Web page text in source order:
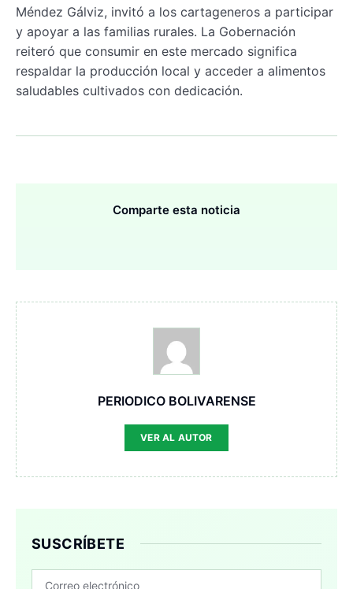
Méndez Gálviz, invitó a los cartageneros a participar
y apoyar a las familias rurales. La Gobernación
reiteró que consumir en este mercado significa
respaldar la producción local y acceder a alimentos
saludables cultivados con dedicación.
Comparte esta noticia
PERIODICO BOLIVARENSE
VER AL AUTOR
SUSCRÍBETE